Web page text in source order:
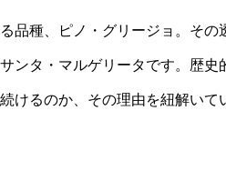
品種、ピノ・グリージョ。その
ンタ・マルゲリータです。歴史
けるのか、その理由を紐解いて